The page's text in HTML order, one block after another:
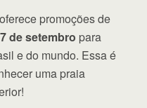
oferece promoções de
de setembro para
e do mundo. Essa é
uma praia